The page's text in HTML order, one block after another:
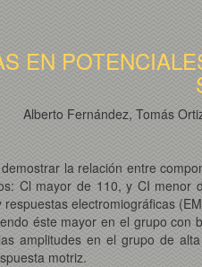
EN
Alberto Fernández, Tomás
la relación entre
Cl mayor de 110, y CI menor
electromiográficas
éste mayor en el grupo
amplitudes en el grupo de
motriz.